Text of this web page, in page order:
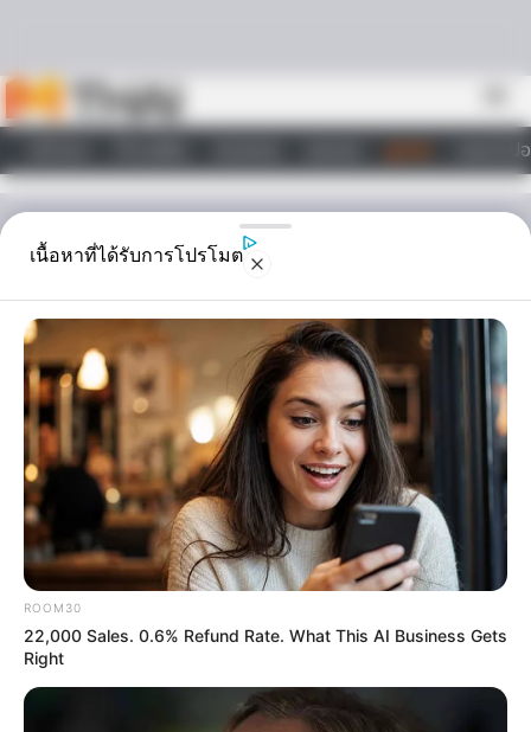
วอลเปเ
ไลฟ์สไตล์
ดูดวงรายวัน
ดวงรายวัน วันศุกร์ ที่ 16
ธันวาคม 2565
ดวงรายวัน วันศุกร์ ที่ 16 ธันวามคม 2565 โชคลาภจะมาจากที่อยู่อาศัย
หรือยานพาหนะ วันนี้มีเกณฑ์ได้เงินจากการลงทุน ท่านที่ปล่อยเช่าหรือ
ขายบ้าน ที่ดิน คอนโดมีโอกาสได้รับข่าวดี การงานภาระงานค่อนข้างมาก
นั่งทำงานจนปวดหลัง
Home
ดูดวงรายวัน|
16 ธ.ค. 2022
เนื้อหาที่ได้รับการโปรโมต
ROOM30
22,000 Sales. 0.6% Refund Rate. What This AI Business Gets
Right